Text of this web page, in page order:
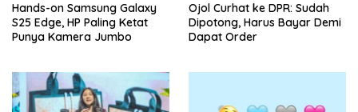
Hands-on Samsung Galaxy
S25 Edge, HP Paling Ketat
Punya Kamera Jumbo
Ojol Curhat ke DPR: Sudah
Dipotong, Harus Bayar Demi
Dapat Order